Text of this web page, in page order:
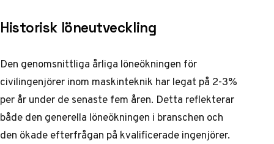
Historisk löneutveckling
Den genomsnittliga årliga löneökningen för
civilingenjörer inom maskinteknik har legat på 2-3%
per år under de senaste fem åren. Detta reflekterar
både den generella löneökningen i branschen och
den ökade efterfrågan på kvalificerade ingenjörer.